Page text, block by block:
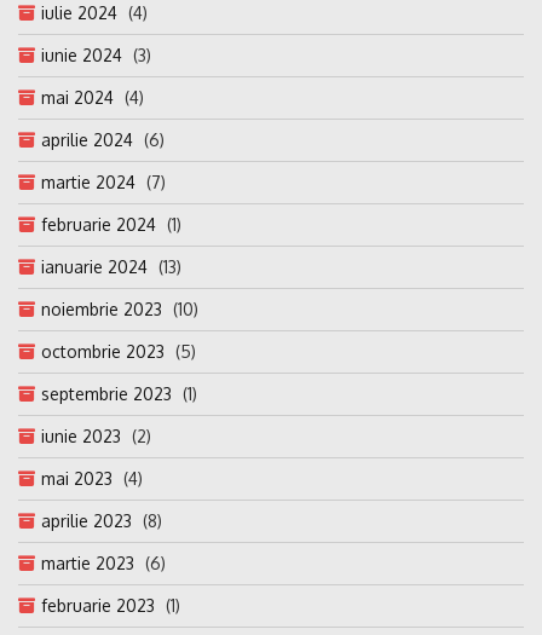
iulie 2024 (4)
iunie 2024 (3)
mai 2024 (4)
aprilie 2024 (6)
martie 2024 (7)
februarie 2024 (1)
ianuarie 2024 (13)
noiembrie 2023 (10)
octombrie 2023 (5)
septembrie 2023 (1)
iunie 2023 (2)
mai 2023 (4)
aprilie 2023 (8)
martie 2023 (6)
februarie 2023 (1)